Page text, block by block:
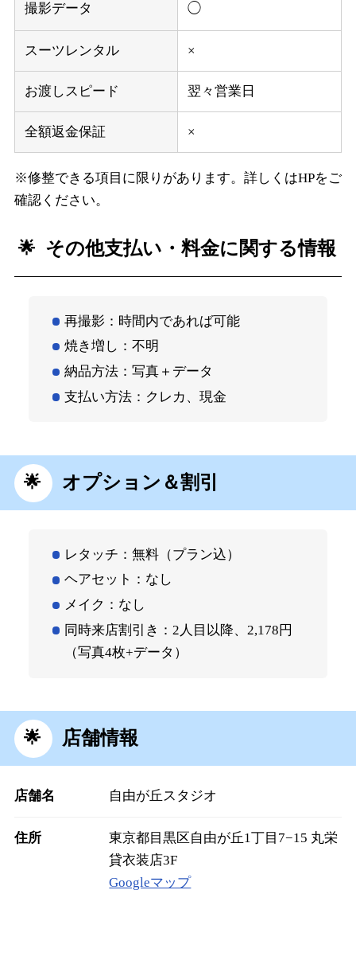
撮影データ ◯
スーツレンタル ×
お渡しスピード 翌々営業日
全額返金保証 ×
※修整できる項目に限りがあります。詳しくはHPをご
確認ください。
その他支払い・料金に関する情報
再撮影：時間内であれば可能
焼き増し：不明
納品方法：写真＋データ
支払い方法：クレカ、現金
オプション＆割引
レタッチ：無料（プラン込）
ヘアセット：なし
メイク：なし
同時来店割引き：2人目以降、2,178円
（写真4枚+データ）
店舗情報
店舗名 自由が丘スタジオ
住所
東京都目黒区自由が丘1丁目7−15 丸栄
貸衣装店3F
Googleマップ